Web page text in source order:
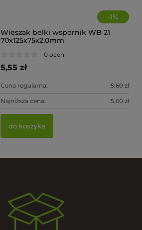
-1%
Wieszak belki wspornik WB 21
70x125x75x2,0mm
0 ocen
5,55 zł
Cena regularna: 5,60 zł
Najniższa cena: 5,60 zł
do koszyka